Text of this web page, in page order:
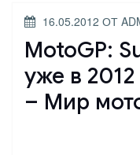
ОПУБЛИКОВАНО
16.05.2012 ОТ
MotoGP:
уже в
– Мир